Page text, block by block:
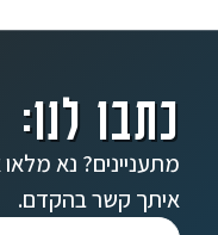
כתבו לנו:
מתעניינים? נא
איתך קשר בהקדם.